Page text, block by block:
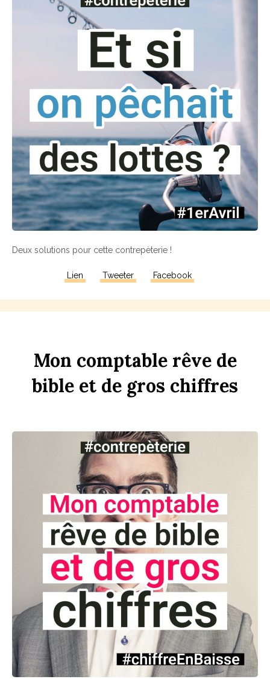
Deux solutions pour cette contrepèterie !
Lien Tweeter Facebook
Mon comptable rêve de
bible et de gros chiffres